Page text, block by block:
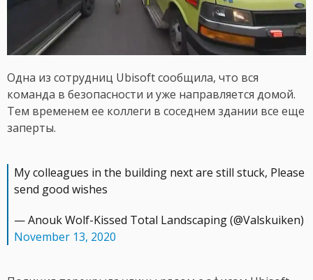
Одна из сотрудниц Ubisoft сообщила, что вся
команда в безопасности и уже направляется домой.
Тем временем ее коллеги в соседнем здании все еще
заперты.
My colleagues in the building next are still stuck, Please
send good wishes
— Anouk Wolf-Kissed Total Landscaping (@Valskuiken)
November 13, 2020